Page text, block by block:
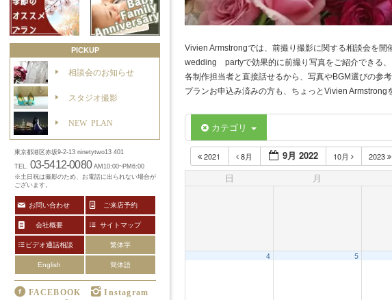
PICKUP
相談会のお知らせ
スタジオ撮影
NEW PLAN
Vivien Armstrongでは、前撮り撮影に関する相談会を開
wedding partyで効果的に前撮り写真をご紹介できる、
各制作担当者と直接話せるから、写真やBGM選びの参考
プランお申込み済みの方も、ちょっとVivien
カテゴリ
2021 8月 9月 2022 10月 2023
日 月
4 5
東京都港区赤坂9-2-13 ninetytwo13 401
TEL. 03-5412-0080 AM10:00~PM6:00
※土日祝は撮影のため、お電話に出られない場合が
ございます。
お問い合わせ ご来店予約
会社概要 サイトマップ
ビデオ通話相談 繁体字
English 簡体語
FACEBOOK
Instagram